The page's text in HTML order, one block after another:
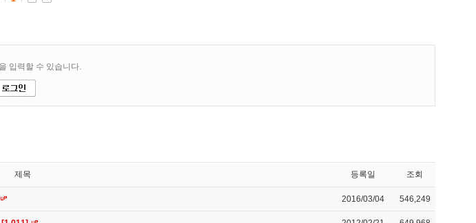
제목 등록일 조회
2016/03/04 546,249